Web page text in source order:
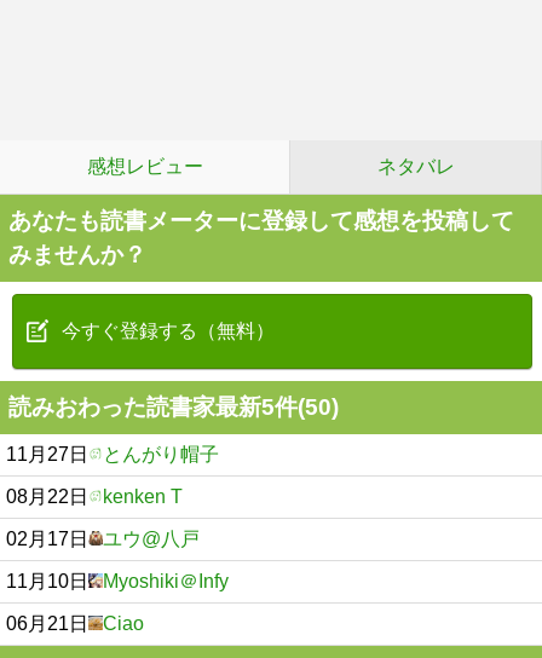
感想レビュー ネタバレ
あなたも読書メーターに登録して感想を投稿して
みませんか？
今すぐ登録する（無料）
読みおわった読書家最新5件(50)
11月27日 とんがり帽子
08月22日 kenken T
02月17日 ユウ@八戸
11月10日 Myoshiki＠Infy
06月21日 Ciao